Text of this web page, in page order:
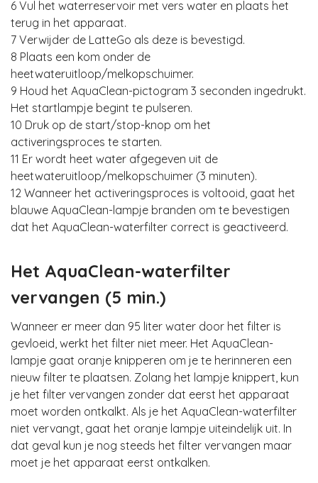
6 Vul het waterreservoir met vers water en plaats het
terug in het apparaat.
7 Verwijder de LatteGo als deze is bevestigd.
8 Plaats een kom onder de
heetwateruitloop/melkopschuimer.
9 Houd het AquaClean-pictogram 3 seconden ingedrukt.
Het startlampje begint te pulseren.
10 Druk op de start/stop-knop om het
activeringsproces te starten.
11 Er wordt heet water afgegeven uit de
heetwateruitloop/melkopschuimer (3 minuten).
12 Wanneer het activeringsproces is voltooid, gaat het
blauwe AquaClean-lampje branden om te bevestigen
dat het AquaClean-waterfilter correct is geactiveerd.
Het AquaClean-waterfilter
vervangen (5 min.)
Wanneer er meer dan 95 liter water door het filter is
gevloeid, werkt het filter niet meer. Het AquaClean-
lampje gaat oranje knipperen om je te herinneren een
nieuw filter te plaatsen. Zolang het lampje knippert, kun
je het filter vervangen zonder dat eerst het apparaat
moet worden ontkalkt. Als je het AquaClean-waterfilter
niet vervangt, gaat het oranje lampje uiteindelijk uit. In
dat geval kun je nog steeds het filter vervangen maar
moet je het apparaat eerst ontkalken.